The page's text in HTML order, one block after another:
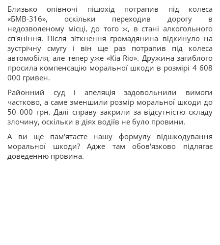
Близько опівночі пішохід потрапив під колеса
«БМВ-316», оскільки переходив дорогу в
недозволеному місці, до того ж, в стані алкогольного
сп'яніння. Після зіткнення громадянина відкинуло на
зустрічну смугу і він ще раз потрапив під колеса
автомобіля, але тепер уже «Кіа Rio». Дружина загиблого
просила компенсацію моральної шкоди в розмірі 4 608
000 гривен.
Районний суд і апеляція задовольнили вимоги
частково, а саме зменшили розмір моральної шкоди до
50 000 грн. Далі справу закрили за відсутністю складу
злочину, оскільки в діях водіїв не було провини.
А ви ще пам'ятаєте нашу формулу відшкодування
моральної шкоди? Адже там обов'язково підлягає
доведенню провина.